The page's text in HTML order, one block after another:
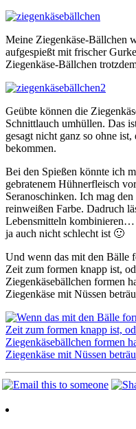
Meine Ziegenkäse-Bällchen
aufgespießt mit frischer
Ziegenkäse-Bällchen
Geübte können die
Schnittlauch umhüllen. Das
gesagt nicht ganz so ohne
bekommen.
Bei den Spießen könnte ich
gebratenem Hühnerfleisch
Seranoschinken. Ich mag
reinweißen Farbe. Dadruch
Lebensmitteln
ja auch nicht schlecht ist 🙂
Und wenn das mit den Bälle
Zeit zum formen knapp ist,
Ziegenkäsebällchen formen
Ziegenkäse mit Nüssen